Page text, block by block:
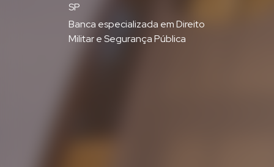
SP
Banca especializada em Direito
Militar e Segurança Pública